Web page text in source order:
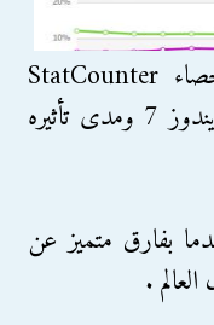
قامت الشركة المتخصصة في الأحصاء StatCounter
بالقيام بعمل أحصائية شاملة نحو ويندوز 7 ومدى تأثيره
متقدما بفارق متميز عن